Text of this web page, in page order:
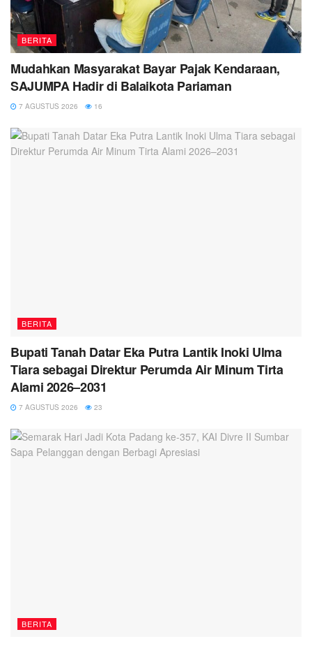
BERITA
Mudahkan Masyarakat Bayar Pajak Kendaraan,
SAJUMPA Hadir di Balaikota Pariaman
7 AGUSTUS 2026 16
BERITA
Bupati Tanah Datar Eka Putra Lantik Inoki Ulma
Tiara sebagai Direktur Perumda Air Minum Tirta
Alami 2026–2031
7 AGUSTUS 2026 23
BERITA